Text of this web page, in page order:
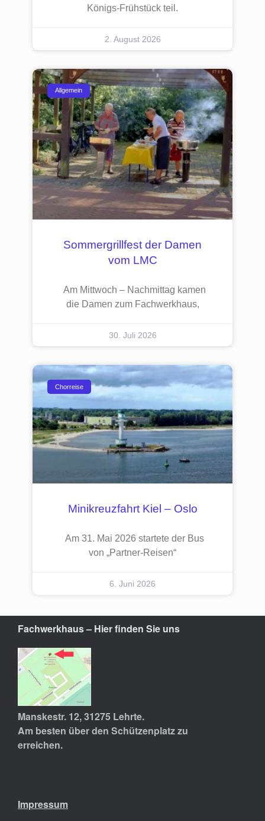
Königs-Frühstück teil.
2. August 2026
Allgemein
Sommergrillfest der Damen
vom LMC
Am Mittwoch – Nachmittag kamen
die Damen zum Fachwerkhaus,
30. Juli 2026
Chorreise
Minikreuzfahrt Kiel – Oslo
Am 31. Mai 2026 startete der Bus
von „Partner-Reisen“
6. Juni 2026
Fachwerkhaus – Hier finden Sie uns
Manskestr. 12, 31275 Lehrte.
Am besten über den Schützenplatz zu
erreichen.
Impressum